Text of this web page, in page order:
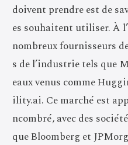
doivent prendre est de
es souhaitent utiliser. À
nombreux fournisseurs
s de l’industrie tels que
eaux venus comme
ility.ai. Ce marché est
ncombré, avec des
que Bloomberg et